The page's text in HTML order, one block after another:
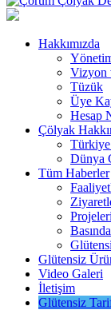
Hakkımızda
Vizyon
Tüzük
Üye
Hesap
Çölyak
Dünya
Tüm Haberler
Glütensiz
Video Galeri
İletişim
Glütensiz